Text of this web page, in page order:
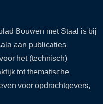
Bouwen met Staal is bij
aan publicaties
het (technisch)
tot thematische
voor opdrachtgevers,